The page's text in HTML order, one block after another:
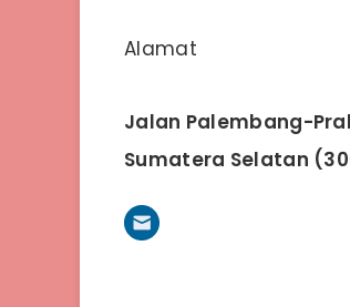
Alamat
Jalan Palembang-
Sumatera Selatan